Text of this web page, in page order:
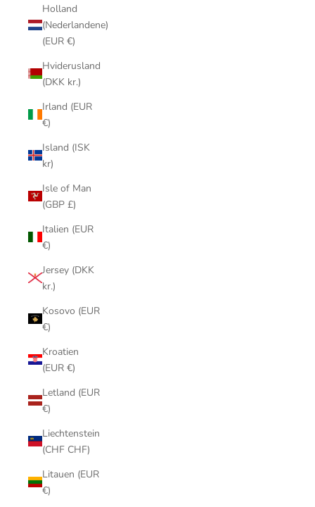
Holland
(Nederlandene)
(EUR €)
Hviderusland
(DKK kr.)
Irland (EUR
€)
Island (ISK
kr)
Isle of Man
(GBP £)
Italien (EUR
€)
Jersey (DKK
kr.)
Kosovo (EUR
€)
Kroatien
(EUR €)
Letland (EUR
€)
Liechtenstein
(CHF CHF)
Litauen (EUR
€)